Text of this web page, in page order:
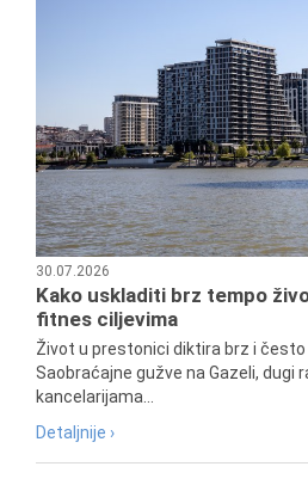
30.07.2026
Kako uskladiti brz tempo
fitnes ciljevima
Život u prestonici diktira brz i često
Saobraćajne gužve na Gazeli, dugi
kancelarijama...
Detaljnije ›